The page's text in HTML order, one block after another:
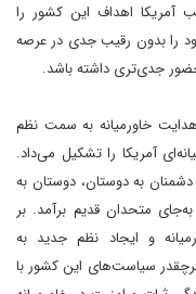
آمریکا اهداف این کشور را
را بدون رقیب جدی در عرصه
حضور جدی‌تری داشته باشد.
خاورمیانه به سمت نظم
آمریکا را تشکیل می‌داد.
به دوستان، دوستان به
متحدان قدیم برآمد. بر
و ایجاد نظم جدید به
سیاست‌های این کشور با